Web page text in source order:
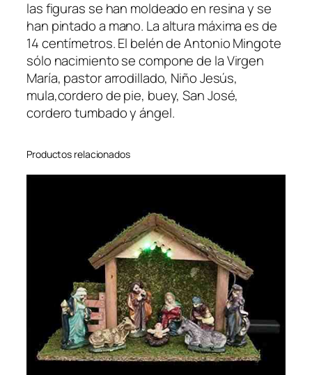
las figuras se han moldeado en resina y se
han pintado a mano. La altura máxima es de
14 centímetros. El belén de Antonio Mingote
sólo nacimiento se compone de la Virgen
María, pastor arrodillado, Niño Jesús,
mula,cordero de pie, buey, San José,
cordero tumbado y ángel.
Productos relacionados